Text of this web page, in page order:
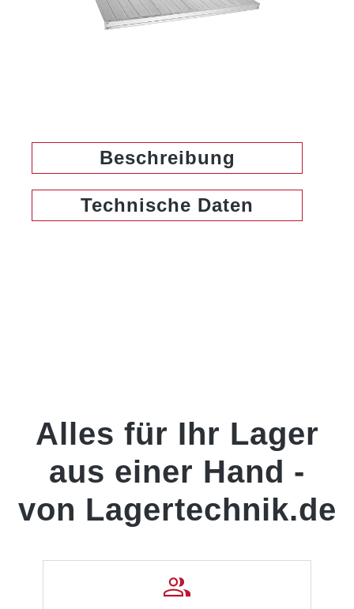
Beschreibung
Technische Daten
Alles für Ihr Lager
aus einer Hand -
von Lagertechnik.de